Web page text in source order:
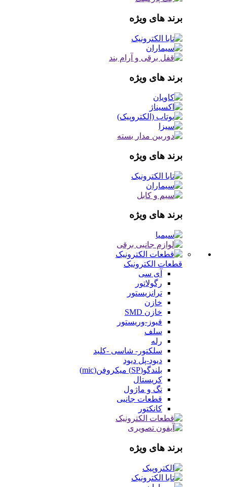
برند های ویژه
برند های ویژه
برند های ویژه
برند های ویژه
قطعات الکترونیک
آی سی
رگولاتور
ترانزیستور
خازن
خازن SMD
فیوز-وریستور
سلف
رله
سلکتور- شاسی -کلید
دیود-پل دیود
بلندگو(SP) میکروفن(mic)
کریستال
تگ و ماژول
قطعات جانبی
کانکتور
برند های ویژه